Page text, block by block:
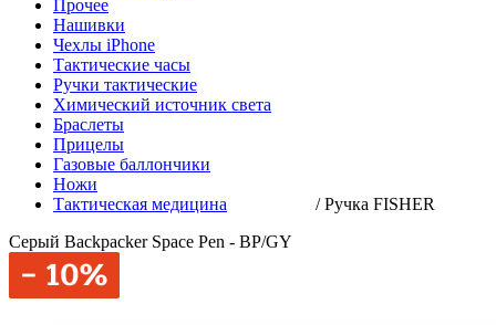
Прочее
Нашивки
Чехлы iPhone
Тактические часы
Ручки тактические
Химический источник света
Браслеты
Прицелы
Газовые баллончики
Ножи
Тактическая медицина
/Ручка FISHER
Серый Backpacker Space Pen - BP/GY